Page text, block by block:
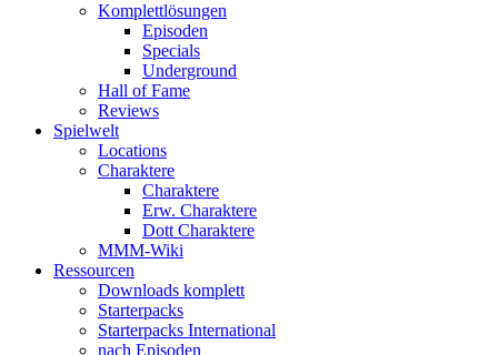
Komplettlösungen
Episoden
Specials
Underground
Hall of Fame
Reviews
Spielwelt
Locations
Charaktere
Charaktere
Erw. Charaktere
Dott Charaktere
MMM-Wiki
Ressourcen
Downloads komplett
Starterpacks
Starterpacks International
nach Episoden